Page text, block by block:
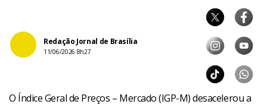
Redação Jornal de Brasília
11/06/2026 8h27
O Índice Geral de Preços – Mercado (IGP-M) desacelerou a